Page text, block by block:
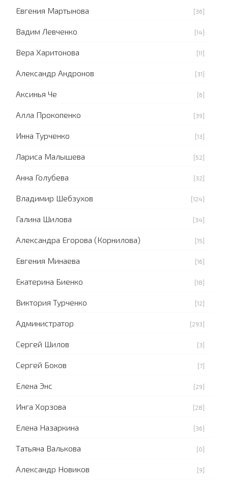
Евгения Мартынова [36]
Вадим Левченко [14]
Вера Харитонова [11]
Александр Андронов [31]
Аксинья Че [6]
Алла Прокопенко [39]
Инна Турченко [13]
Лариса Малышева [52]
Анна Голубева [32]
Владимир Шебзухов [124]
Галина Шилова [34]
Александра Егорова (Корнилова) [15]
Евгения Минаева [16]
Екатерина Биенко [18]
Виктория Турченко [12]
Администратор [293]
Сергей Шилов [3]
Сергей Боков [7]
Елена Энс [29]
Инга Хорзова [28]
Елена Назаркина [36]
Татьяна Валькова [0]
Александр Новиков [9]